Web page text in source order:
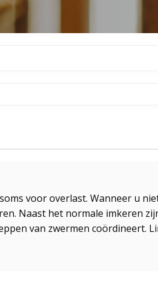
voor overlast. Wanneer u
Naast het normale imkeren
van zwermen coördineert.